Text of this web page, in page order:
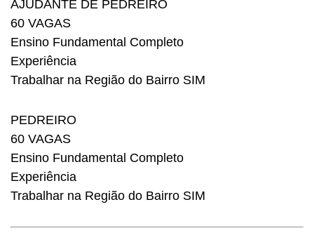
AJUDANTE DE PEDREIRO
60 VAGAS
Ensino Fundamental Completo
Experiência
Trabalhar na Região do Bairro SIM
PEDREIRO
60 VAGAS
Ensino Fundamental Completo
Experiência
Trabalhar na Região do Bairro SIM